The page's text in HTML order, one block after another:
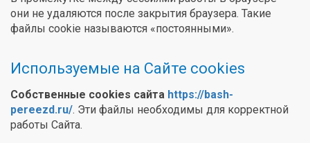
они не удаляются после закрытия браузера. Такие
файлы cookie называются «постоянными».
Используемые на Сайте cookies
Собственные cookies сайта https://bash-
pereezd.ru/. Эти файлы необходимы для корректной
работы Сайта.